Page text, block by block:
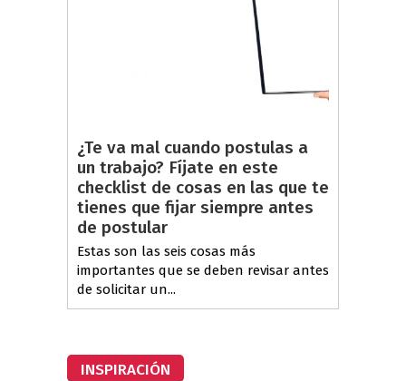
¿Te va mal cuando postulas a
un trabajo? Fíjate en este
checklist de cosas en las que te
tienes que fijar siempre antes
de postular
Estas son las seis cosas más
importantes que se deben revisar antes
de solicitar un...
INSPIRACIÓN